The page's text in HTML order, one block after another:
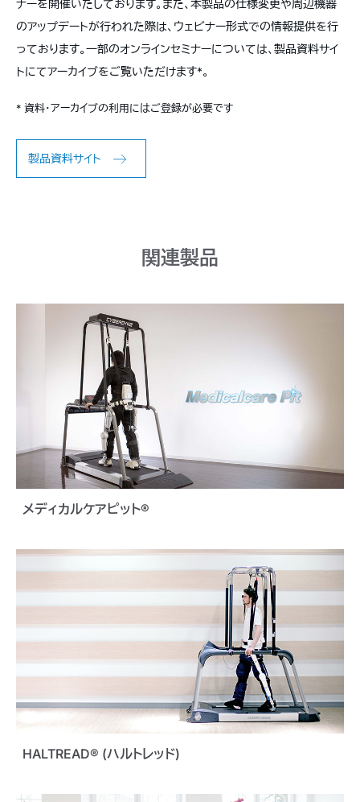
ナーを開催いたしております。また、本製品の仕様変更や周辺機器
のアップデートが行われた際は、ウェビナー形式での情報提供を行
っております。一部のオンラインセミナーについては、製品資料サイ
トにてアーカイブをご覧いただけます*。
* 資料・アーカイブの利用にはご登録が必要です
製品資料サイト
関連製品
メディカルケアピット®
HALTREAD® (ハルトレッド)